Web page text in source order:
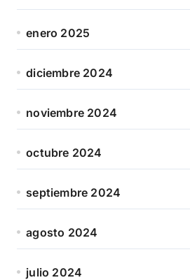
enero 2025
diciembre 2024
noviembre 2024
octubre 2024
septiembre 2024
agosto 2024
julio 2024